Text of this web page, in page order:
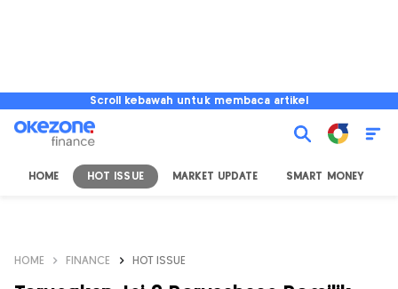
Scroll kebawah untuk membaca artikel
HOME HOT ISSUE MARKET UPDATE SMART MONEY
HOME FINANCE HOT ISSUE